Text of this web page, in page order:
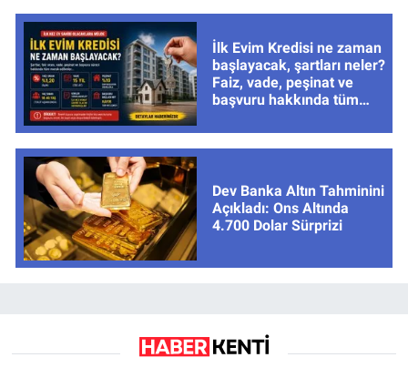
İlk Evim Kredisi ne zaman
başlayacak, şartları neler?
Faiz, vade, peşinat ve
başvuru hakkında tüm
Dev Banka Altın Tahminini
Açıkladı: Ons Altında
4.700 Dolar Sürprizi